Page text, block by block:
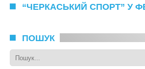
“ЧЕРКАСЬКИЙ СПОРТ” У
ПОШУК